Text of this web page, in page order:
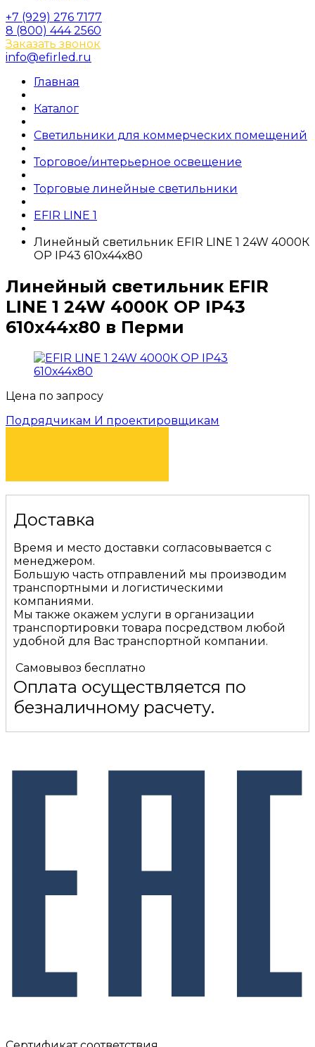
+7 (929) 276 7177
8 (800) 444 2560
Заказать звонок
info@efirled.ru
Главная
Каталог
Светильники для коммерческих помещений
Торговое/интерьерное освещение
Торговые линейные светильники
EFIR LINE 1
Линейный светильник EFIR LINE 1 24W 4000К
OP IP43 610х44х80
Линейный светильник EFIR
LINE 1 24W 4000К OP IP43
610х44х80 в Перми
Цена по запросу
Подрядчикам И проектировщикам
Доставка
Время и место доставки согласовывается с
менеджером.
Большую часть отправлений мы производим
транспортными и логистическими
компаниями.
Мы также окажем услуги в организации
транспортировки товара посредством любой
удобной для Вас транспортной компании.
Самовывоз бесплатно
Оплата осуществляется по
безналичному расчету.